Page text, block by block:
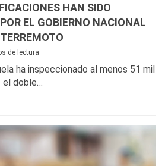
HAN SIDO
EL GOBIERNO NACIONAL
de lectura
ha inspeccionado al menos 51 mil
el doble…